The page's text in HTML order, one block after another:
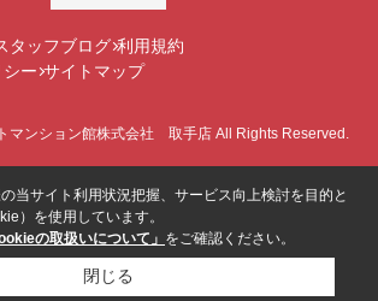
タッフブログ 利用規約
ー サイトマップ
マンション館株式会社 取手店 All Rights Reserved.
当サイト利用状況把握、サービス向上検討を目的と
）を使用しています。
の取扱いについて」 をご確認ください。
閉じる